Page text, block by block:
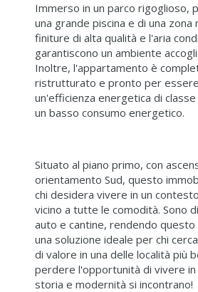
Immerso in un parco rigoglioso,
una grande piscina e di una zona
finiture di alta qualità e l'aria
garantiscono un ambiente
Inoltre, l'appartamento è
ristrutturato e pronto per
un'efficienza energetica di classe
un basso consumo energetico.
Situato al piano primo, con
orientamento Sud, questo
chi desidera vivere in un
vicino a tutte le comodità. Sono
auto e cantine, rendendo
una soluzione ideale per chi
di valore in una delle località più
perdere l'opportunità di vivere in
storia e modernità si incontrano!